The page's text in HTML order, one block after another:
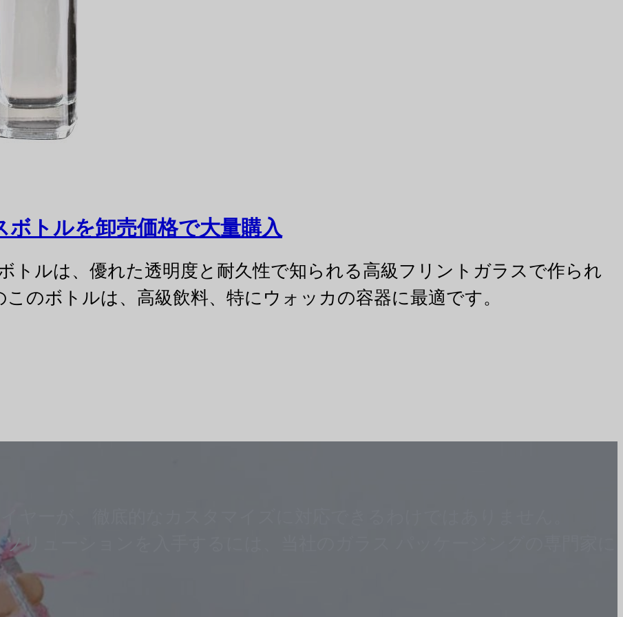
トルを卸売価格で大量購入
トルは、優れた透明度と耐久性で知られる高級フリントガラスで作られ
のボトルは、高級飲料、特にウォッカの容器に最適です。
ヤーが、徹底的なカスタマイズに対応できるわけではありません。
リューションを入手するには、当社のガラス パッケージングの専門家に